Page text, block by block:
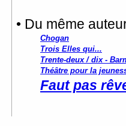
• Du même
Chogan
Trois Elles qui...
Trente-deux / dix -
Théâtre pour la
Faut pas